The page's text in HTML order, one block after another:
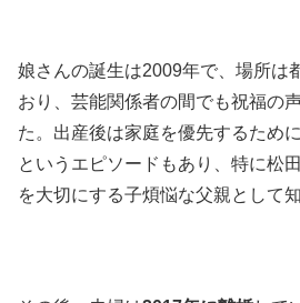
娘さんの誕生は2009年で、場所は
おり、芸能関係者の間でも祝福の
た。出産後は家庭を優先するため
というエピソードもあり、特に松
を大切にする子煩悩な父親として